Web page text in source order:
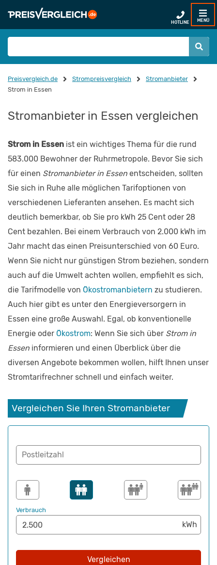
HOTLINE MENÜ
Preisvergleich.de Strompreisvergleich
Stromanbieter
Strom in Essen
Stromanbieter in Essen vergleichen
Strom in Essen ist ein wichtiges Thema für die rund
583.000 Bewohner der Ruhrmetropole. Bevor Sie sich
für einen Stromanbieter in Essen entscheiden, sollten
Sie sich in Ruhe alle möglichen Tarifoptionen von
verschiedenen Lieferanten ansehen. Es macht sich
deutlich bemerkbar, ob Sie pro kWh 25 Cent oder 28
Cent bezahlen. Bei einem Verbrauch von 2.000 kWh im
Jahr macht das einen Preisunterschied von 60 Euro.
Wenn Sie nicht nur günstigen Strom beziehen, sondern
auch auf die Umwelt achten wollen, empfiehlt es sich,
die Tarifmodelle von Ökostromanbietern zu studieren.
Auch hier gibt es unter den Energieversorgern in
Essen eine große Auswahl. Egal, ob konventionelle
Energie oder Ökostrom: Wenn Sie sich über Strom in
Essen informieren und einen Überblick über die
diversen Angebote bekommen wollen, hilft Ihnen unser
Stromtarifrechner schnell und einfach weiter.
Vergleichen Sie Ihren Stromanbieter
Postleitzahl
Verbrauch
Vergleichen